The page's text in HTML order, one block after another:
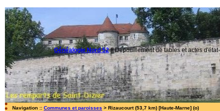
Généalogie Nord 52||Dépouillement de tables et actes
Navigation :: Communes et paroisses > Rizaucourt (53,7 km) [Haute-Marne] (o)